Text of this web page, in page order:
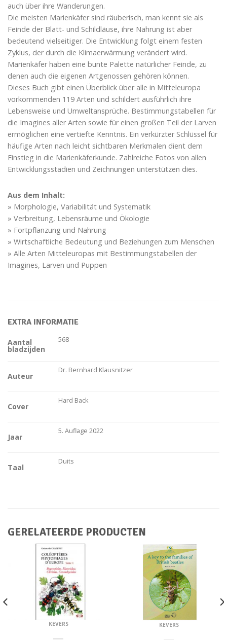
auch über ihre Wanderungen.
Die meisten Marienkäfer sind räuberisch, man kennt sie als
Feinde der Blatt- und Schildläuse, ihre Nahrung ist aber
bedeutend vielseitiger. Die Entwicklung folgt einem festen
Zyklus, der durch die Klimaerwärmung verändert wird.
Marienkäfer haben eine bunte Palette natürlicher Feinde, zu
denen auch die eigenen Artgenossen gehören können.
Dieses Buch gibt einen Überblick über alle in Mitteleuropa
vorkommenden 119 Arten und schildert ausführlich ihre
Lebensweise und Umweltansprüche. Bestimmungstabellen für
die Imagines aller Arten sowie für einen großen Teil der Larven
ermöglichen eine vertiefte Kenntnis. Ein verkürzter Schlüssel für
häufige Arten nach leicht sichtbaren Merkmalen dient dem
Einstieg in die Marienkäferkunde. Zahlreiche Fotos von allen
Entwicklungsstadien und Zeichnungen unterstützen dies.
Aus dem Inhalt:
» Morphologie, Variabilität und Systematik
» Verbreitung, Lebensräume und Ökologie
» Fortpflanzung und Nahrung
» Wirtschaftliche Bedeutung und Beziehungen zum Menschen
» Alle Arten Mitteleuropas mit Bestimmungstabellen der
Imagines, Larven und Puppen
EXTRA INFORMATIE
Aantal
bladzijden
568
Auteur
Dr. Bernhard Klausnitzer
Cover
Hard Back
Jaar
5. Auflage 2022
Taal
Duits
GERELATEERDE PRODUCTEN
KEVERS KEVERS